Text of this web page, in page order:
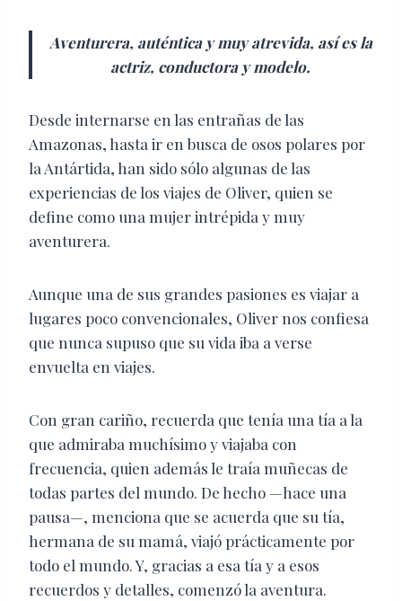
Aventurera, auténtica y muy atrevida, así es la
actriz, conductora y modelo.
Desde internarse en las entrañas de las
Amazonas, hasta ir en busca de osos polares por
la Antártida, han sido sólo algunas de las
experiencias de los viajes de Oliver, quien se
define como una mujer intrépida y muy
aventurera.
Aunque una de sus grandes pasiones es viajar a
lugares poco convencionales, Oliver nos confiesa
que nunca supuso que su vida iba a verse
envuelta en viajes.
Con gran cariño, recuerda que tenía una tía a la
que admiraba muchísimo y viajaba con
frecuencia, quien además le traía muñecas de
todas partes del mundo. De hecho —hace una
pausa—, menciona que se acuerda que su tía,
hermana de su mamá, viajó prácticamente por
todo el mundo. Y, gracias a esa tía y a esos
recuerdos y detalles, comenzó la aventura.